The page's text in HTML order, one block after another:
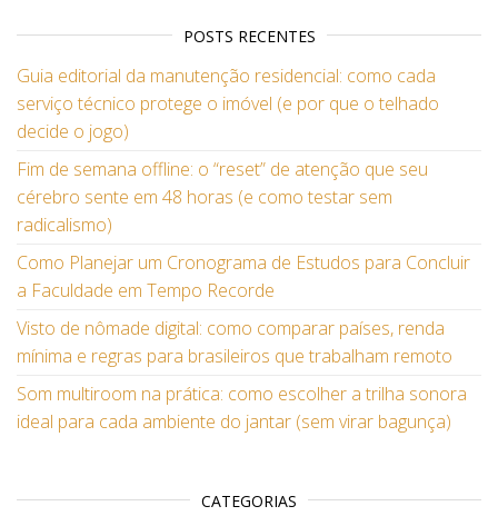
POSTS RECENTES
Guia editorial da manutenção residencial: como cada
serviço técnico protege o imóvel (e por que o telhado
decide o jogo)
Fim de semana offline: o “reset” de atenção que seu
cérebro sente em 48 horas (e como testar sem
radicalismo)
Como Planejar um Cronograma de Estudos para Concluir
a Faculdade em Tempo Recorde
Visto de nômade digital: como comparar países, renda
mínima e regras para brasileiros que trabalham remoto
Som multiroom na prática: como escolher a trilha sonora
ideal para cada ambiente do jantar (sem virar bagunça)
CATEGORIAS